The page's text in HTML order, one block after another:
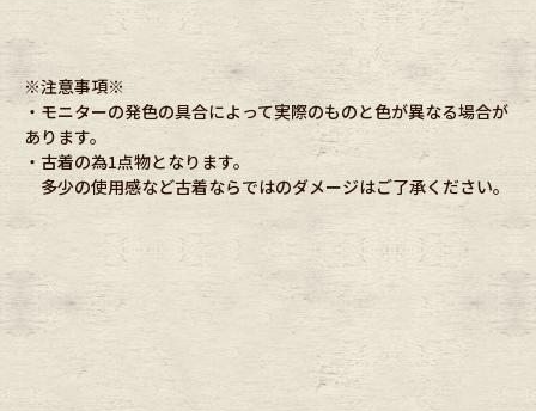
※注意事項※
・モニターの発色の具合によって実際のものと色が異なる場合が
あります。
・古着の為1点物となります。
多少の使用感など古着ならではのダメージはご了承ください。